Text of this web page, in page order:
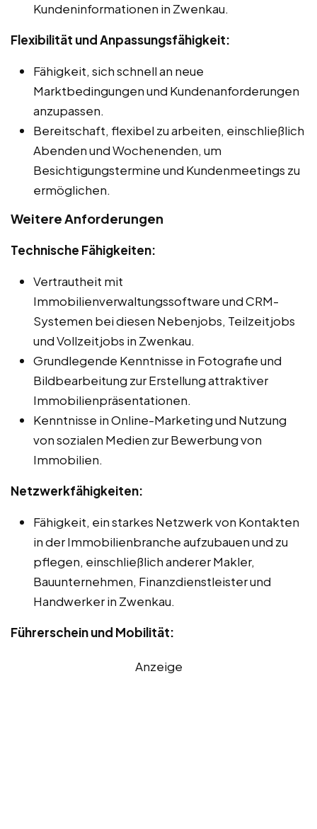
Kundeninformationen in Zwenkau.
Flexibilität und Anpassungsfähigkeit:
Fähigkeit, sich schnell an neue
Marktbedingungen und Kundenanforderungen
anzupassen.
Bereitschaft, flexibel zu arbeiten, einschließlich
Abenden und Wochenenden, um
Besichtigungstermine und Kundenmeetings zu
ermöglichen.
Weitere Anforderungen
Technische Fähigkeiten:
Vertrautheit mit
Immobilienverwaltungssoftware und CRM-
Systemen bei diesen Nebenjobs, Teilzeitjobs
und Vollzeitjobs in Zwenkau.
Grundlegende Kenntnisse in Fotografie und
Bildbearbeitung zur Erstellung attraktiver
Immobilienpräsentationen.
Kenntnisse in Online-Marketing und Nutzung
von sozialen Medien zur Bewerbung von
Immobilien.
Netzwerkfähigkeiten:
Fähigkeit, ein starkes Netzwerk von Kontakten
in der Immobilienbranche aufzubauen und zu
pflegen, einschließlich anderer Makler,
Bauunternehmen, Finanzdienstleister und
Handwerker in Zwenkau.
Führerschein und Mobilität:
Anzeige